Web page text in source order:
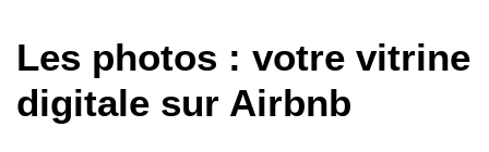
Les photos : votre vitrine
digitale sur Airbnb